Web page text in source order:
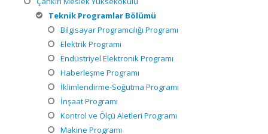
Teknik Programlar Bölümü
Bilgisayar Programcılığı Programı
Elektrik Programı
Endüstriyel Elektronik Programı
Haberleşme Programı
İklimlendirme-Soğutma Programı
İnşaat Programı
Kontrol ve Ölçü Aletleri Programı
Makine Programı